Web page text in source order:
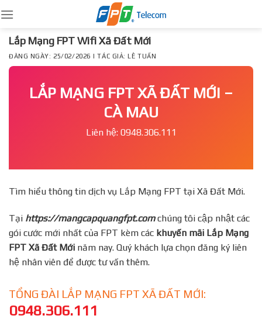
to
content
Lắp Mạng FPT Wifi Xã Đất Mới
ĐĂNG NGÀY: 25/02/2026 | TÁC GIẢ: LÊ TUẤN
LẮP MẠNG FPT XÃ ĐẤT MỚI –
CÀ MAU
Liên hệ: 0948.306.111
Tìm hiểu thông tin dịch vụ Lắp Mạng FPT tại Xã Đất Mới.
Tại https://mangcapquangfpt.comchúng tôi cập nhật các
gói cước mới nhất của FPT kèm các khuyến mãi Lắp Mạng
FPT Xã Đất Mới năm nay. Quý khách lựa chọn đăng ký liên
hệ nhân viên để được tư vấn thêm.
TỔNG ĐÀI LẮP MẠNG FPT XÃ ĐẤT MỚI:
0948.306.111